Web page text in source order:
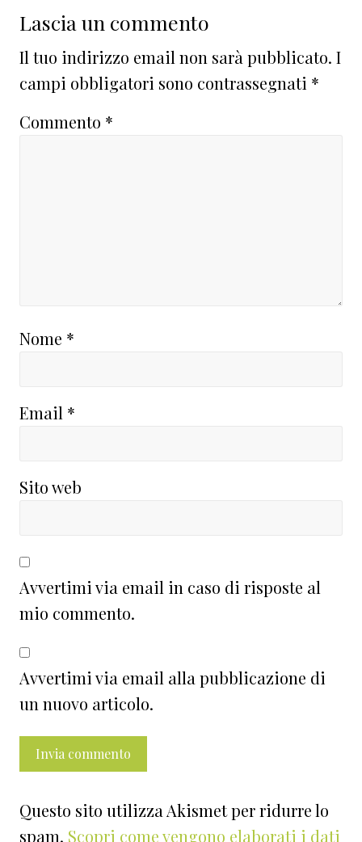
Lascia un commento
Il tuo indirizzo email non sarà pubblicato. I
campi obbligatori sono contrassegnati *
Commento *
Nome *
Email *
Sito web
Avvertimi via email in caso di risposte al
mio commento.
Avvertimi via email alla pubblicazione di
un nuovo articolo.
Questo sito utilizza Akismet per ridurre lo
spam. Scopri come vengono elaborati i dati